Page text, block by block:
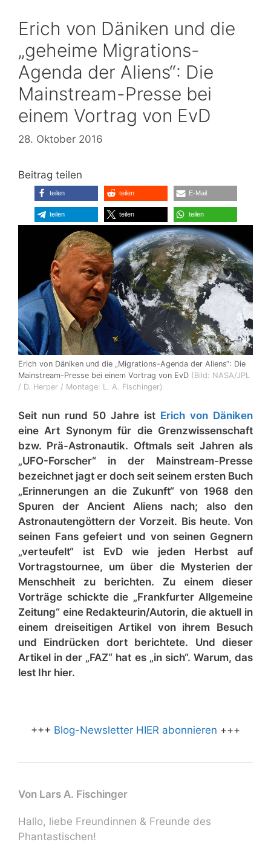
Erich von Däniken und die
„geheime Migrations-
Agenda der Aliens“: Die
Mainstream-Presse bei
einem Vortrag von EvD
28. Oktober 2016
Beitrag teilen
teilen teilen E-Mail
teilen teilen teilen
Erich von Däniken und die „Migrations-Agenda der Aliens“: Die
Mainstream-Presse bei einem Vortrag von EvD (Bild: NASA/JPL
/ D. Herper / Montage: L. A. Fischinger)
Seit nun rund 50 Jahre ist Erich von Däniken
eine Art Synonym für die Grenzwissenschaft
bzw. Prä-Astronautik. Oftmals seit Jahren als
„UFO-Forscher“ in der Mainstream-Presse
bezeichnet jagt er doch seit seinem ersten Buch
„Erinnerungen an die Zukunft“ von 1968 den
Spuren der Ancient Aliens nach; also den
Astronautengöttern der Vorzeit. Bis heute. Von
seinen Fans gefeiert und von seinen Gegnern
„verteufelt“ ist EvD wie jeden Herbst auf
Vortragstournee, um über die Mysterien der
Menschheit zu berichten. Zu einem dieser
Vorträge schickte die „Frankfurter Allgemeine
Zeitung“ eine Redakteurin/Autorin, die aktuell in
einem dreiseitigen Artikel von ihrem Besuch
und Eindrücken dort berichtete. Und dieser
Artikel in der „FAZ“ hat es „in sich“. Warum, das
lest Ihr hier.
+++ Blog-Newsletter HIER abonnieren +++
Von Lars A. Fischinger
Hallo, liebe Freundinnen & Freunde des
Phantastischen!